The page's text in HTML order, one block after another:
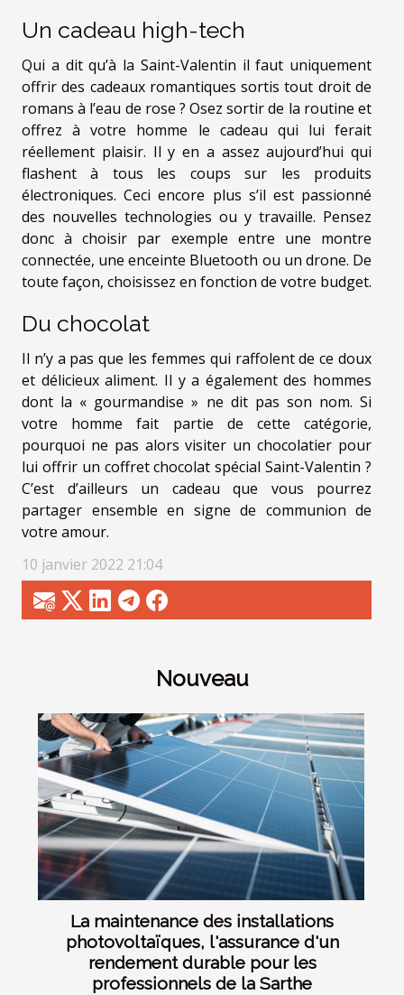
Un cadeau high-tech
Qui a dit qu’à la Saint-Valentin il faut uniquement
offrir des cadeaux romantiques sortis tout droit de
romans à l’eau de rose ? Osez sortir de la routine et
offrez à votre homme le cadeau qui lui ferait
réellement plaisir. Il y en a assez aujourd’hui qui
flashent à tous les coups sur les produits
électroniques. Ceci encore plus s’il est passionné
des nouvelles technologies ou y travaille. Pensez
donc à choisir par exemple entre une montre
connectée, une enceinte Bluetooth ou un drone. De
toute façon, choisissez en fonction de votre budget.
Du chocolat
Il n’y a pas que les femmes qui raffolent de ce doux
et délicieux aliment. Il y a également des hommes
dont la « gourmandise » ne dit pas son nom. Si
votre homme fait partie de cette catégorie,
pourquoi ne pas alors visiter un chocolatier pour
lui offrir un coffret chocolat spécial Saint-Valentin ?
C’est d’ailleurs un cadeau que vous pourrez
partager ensemble en signe de communion de
votre amour.
10 janvier 2022 21:04
Nouveau
La maintenance des installations
photovoltaïques, l'assurance d'un
rendement durable pour les
professionnels de la Sarthe